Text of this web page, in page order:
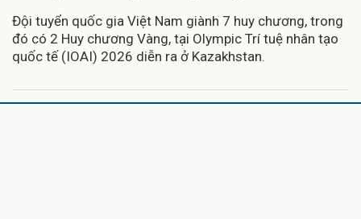
Đội tuyển quốc gia Việt Nam giành 7 huy chương, trong
đó có 2 Huy chương Vàng, tại Olympic Trí tuệ nhân tạo
quốc tế (IOAI) 2026 diễn ra ở Kazakhstan.